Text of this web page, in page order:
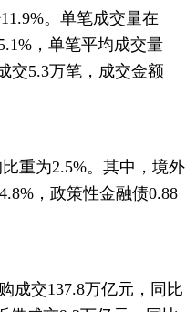
。单笔成交量在
，单笔平均成交量
交5.3万笔，成交金额
重为2.5%。其中，境外
，政策性金融债0.88
成交137.8万亿元，同比